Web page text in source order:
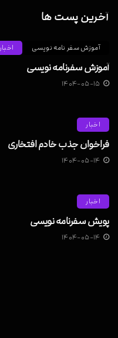
آخرین پست ها
آموزش سفر نامه نویسی اخبار
آموزش سفرنامه نویسی
۱۴۰۴-۰۵-۱۵
اخبار
فراخوان جذب خادم افتخاری
۱۴۰۴-۰۵-۱۴
اخبار
پویش سفرنامه نویسی
۱۴۰۴-۰۵-۱۴